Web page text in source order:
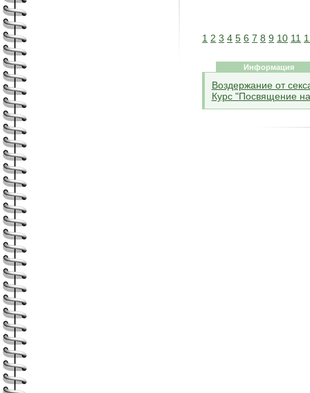
1 2 3 4 5 6 7 8 9 10 11
Информация
Воздержание от
Курс "Посвящение на